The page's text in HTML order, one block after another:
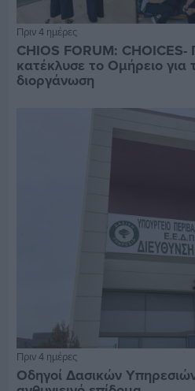
Πριν 4 ημέρες
CHIOS FORUM:
κατέκλυσε το Ομήρειο για
διοργάνωση
Πριν 4 ημέρες
Οδηγοί Δασικών